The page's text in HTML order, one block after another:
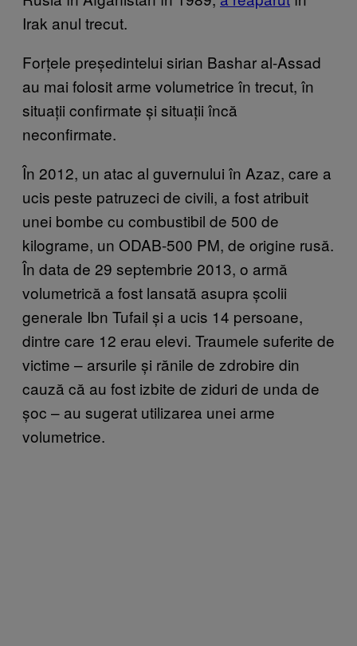
Irak anul trecut.
Forțele președintelui sirian Bashar al-Assad
au mai folosit arme volumetrice în trecut, în
situații confirmate și situații încă
neconfirmate.
În 2012, un atac al guvernului în Azaz, care a
ucis peste patruzeci de civili, a fost atribuit
unei bombe cu combustibil de 500 de
kilograme, un ODAB-500 PM, de origine rusă.
În data de 29 septembrie 2013, o armă
volumetrică a fost lansată asupra școlii
generale Ibn Tufail și a ucis 14 persoane,
dintre care 12 erau elevi. Traumele suferite de
victime – arsurile și rănile de zdrobire din
cauză că au fost izbite de ziduri de unda de
șoc – au sugerat utilizarea unei arme
volumetrice.